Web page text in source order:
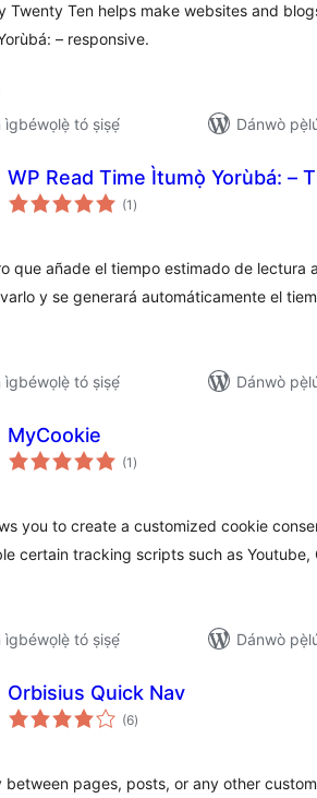
Twenty Ten helps make websites and
– responsive.
ìgbéwọlẹ̀ tó ṣiṣẹ́
Dánwò
WP Read Time Ìtumọ̀ Yorùbá: –
(1 àpapọ̀
àwọn
)
que añade el tiempo estimado de lectura
y se generará automáticamente el
ìgbéwọlẹ̀ tó ṣiṣẹ́
Dánwò
MyCookie
(1 àpapọ̀
àwọn
)
you to create a customized cookie
certain tracking scripts such as Youtube,
ìgbéwọlẹ̀ tó ṣiṣẹ́
Dánwò
Orbisius Quick Nav
(6àpapọ̀
àwọn
)
between pages, posts, or any other